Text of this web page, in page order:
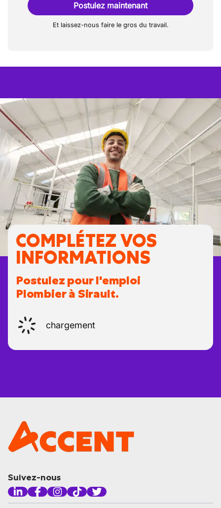
Postulez maintenant
Et laissez-nous faire le gros du travail.
COMPLÉTEZ VOS
INFORMATIONS
Postulez pour l'emploi
Plombier à Sirault.
chargement
Suivez-nous